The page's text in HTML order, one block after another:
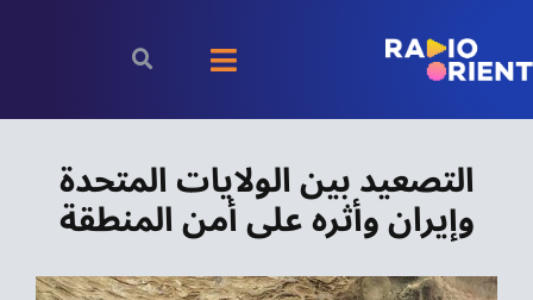
content
Toggle
Navigation
بودكاست
الأخبار
التصعيد بين الولايات المتحدة
وإيران وأثره على أمن المنطقة